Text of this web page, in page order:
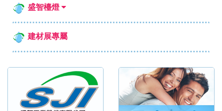
盛智檯燈
建材展專屬